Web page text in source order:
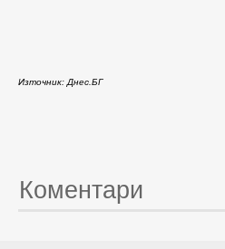
Източник: Днес.БГ
Коментари